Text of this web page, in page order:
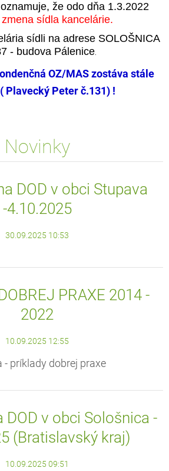
že odo dňa 1.3.2022
sídla kancelárie.
sídli na adrese SOLOŠNICA
- budova Pálenice.
OZ/MAS zostáva stále
Plavecký Peter č.131) !
Novinky
DOD v obci Stupava
-4.10.2025
30.09.2025 10:53
PRAXE 2014 -
2022
10.09.2025 12:55
- príklady dobrej praxe
DOD v obci Sološnica -
(Bratislavský kraj)
10.09.2025 09:51